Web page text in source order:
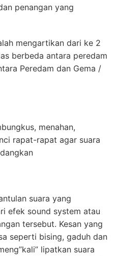
penangan yang
mengartikan dari ke 2
berbeda antara peredam
Peredam dan Gema /
menahan,
rapat-rapat agar suara
suara yang
efek sound system atau
tersebut. Kesan yang
seperti bising, gaduh dan
lipatkan suara